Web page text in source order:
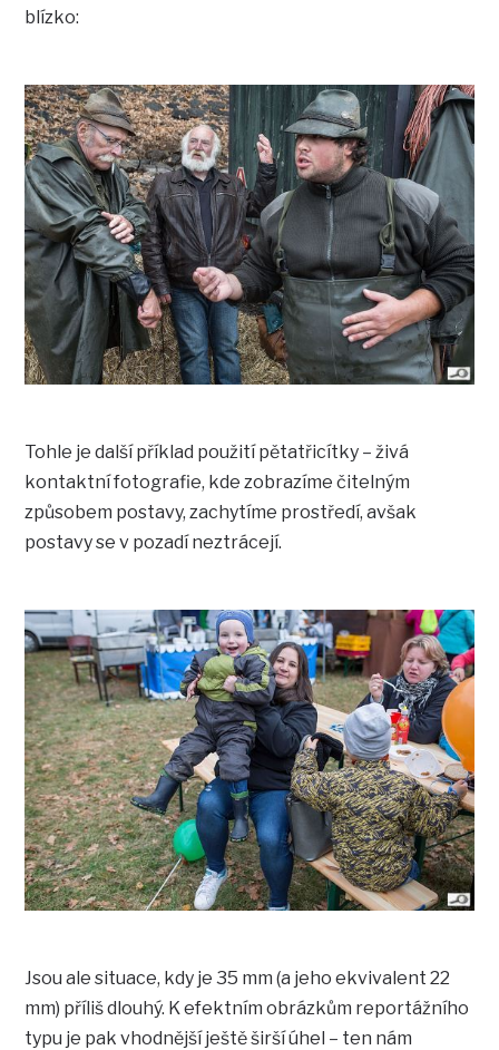
blízko:
Tohle je další příklad použití pětatřicítky – živá
kontaktní fotografie, kde zobrazíme čitelným
způsobem postavy, zachytíme prostředí, avšak
postavy se v pozadí neztrácejí.
Jsou ale situace, kdy je 35 mm (a jeho ekvivalent 22
mm) příliš dlouhý. K efektním obrázkům reportážního
typu je pak vhodnější ještě širší úhel – ten nám